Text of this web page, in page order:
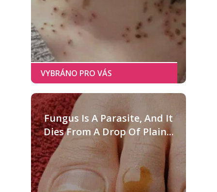
Fungus Is A Parasite, And It
Dies From A Drop Of Plain...